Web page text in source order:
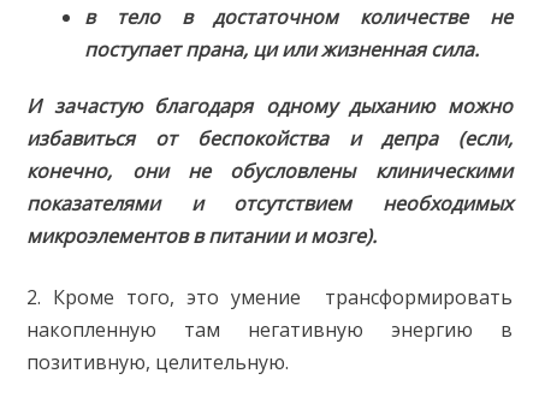
в тело в достаточном количестве не
поступает прана, ци или жизненная сила.
И зачастую благодаря одному дыханию можно
избавиться от беспокойства и депра (если,
конечно, они не обусловлены клиническими
показателями и отсутствием необходимых
микроэлементов в питании и мозге).
2. Кроме того, это умение трансформировать
накопленную там негативную энергию в
позитивную, целительную.